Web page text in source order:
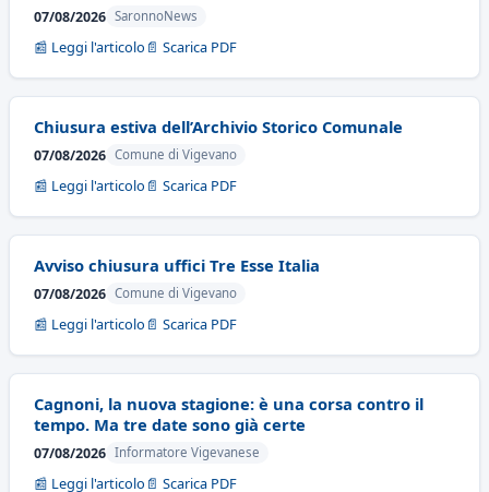
07/08/2026 SaronnoNews
📰 Leggi l'articolo 📄 Scarica PDF
Chiusura estiva dell’Archivio Storico Comunale
07/08/2026 Comune di Vigevano
📰 Leggi l'articolo 📄 Scarica PDF
Avviso chiusura uffici Tre Esse Italia
07/08/2026 Comune di Vigevano
📰 Leggi l'articolo 📄 Scarica PDF
Cagnoni, la nuova stagione: è una corsa contro il
tempo. Ma tre date sono già certe
07/08/2026 Informatore Vigevanese
📰 Leggi l'articolo 📄 Scarica PDF